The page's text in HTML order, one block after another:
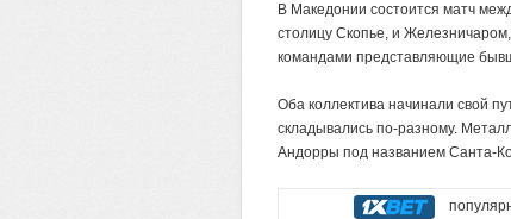
В Македонии состоится матч
столицу Скопье, и
командами представляющие
Оба коллектива начинали свой
складывались по-разному.
Андорры под названием Санта-